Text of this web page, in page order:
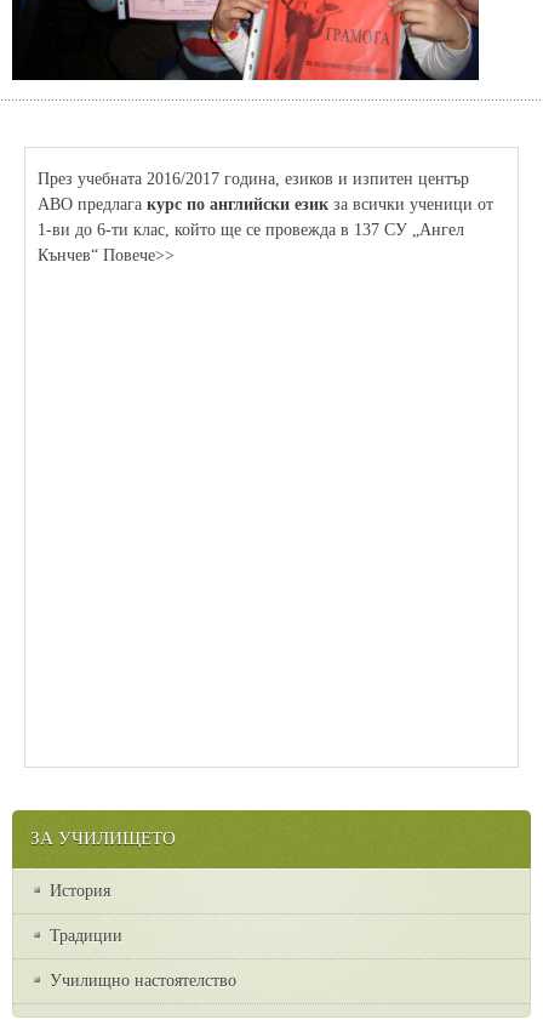
През учебната 2016/2017 година, езиков и изпитен център
АВО предлага курс по английски език за всички ученици от
1-ви до 6-ти клас, който ще се провежда в 137 СУ „Ангел
Кънчев“ Повече>>
ЗА УЧИЛИЩЕТО
История
Традиции
Училищно настоятелство